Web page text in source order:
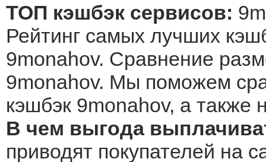
ТОП кэшбэк сервисов:
Рейтинг самых лучших
9monahov. Сравнение
9monahov. Мы поможем
кэшбэк 9monahov, а также
В чем выгода
приводят покупателей на